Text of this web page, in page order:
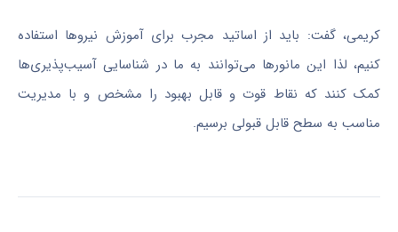
کریمی، گفت: باید از اساتید مجرب برای آموزش نیروها استفاده
کنیم، لذا این مانورها می‌توانند به ما در شناسایی آسیب‌پذیری‌ها
کمک کنند که نقاط قوت و قابل بهبود را مشخص و با مدیریت
مناسب به سطح قابل قبولی برسیم.